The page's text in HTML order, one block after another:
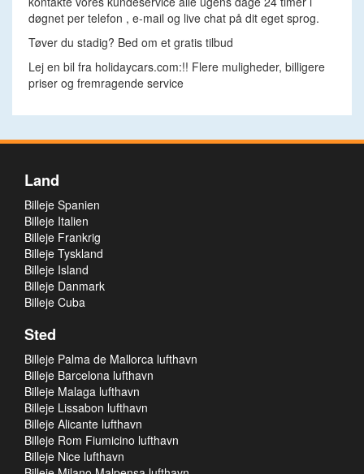
døgnet per telefon , e-mail og live chat på dit eget sprog.
Tøver du stadig? Bed om et gratis tilbud
Lej en bil fra holidaycars.com:!! Flere muligheder, billigere
priser og fremragende service
Land
Billeje Spanien
Billeje Italien
Billeje Frankrig
Billeje Tyskland
Billeje Island
Billeje Danmark
Billeje Cuba
Sted
Billeje Palma de Mallorca lufthavn
Billeje Barcelona lufthavn
Billeje Malaga lufthavn
Billeje Lissabon lufthavn
Billeje Alicante lufthavn
Billeje Rom Fiumicino lufthavn
Billeje Nice lufthavn